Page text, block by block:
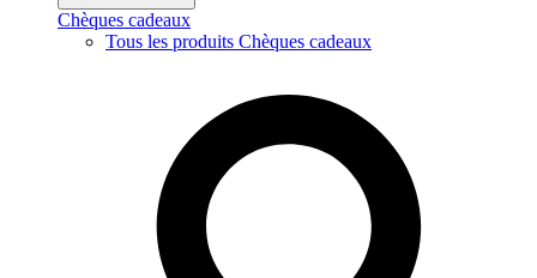
Chèques cadeaux
Tous les produits Chèques cadeaux